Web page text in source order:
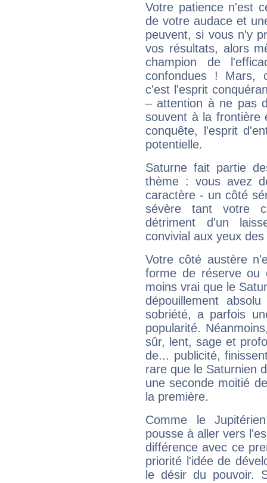
Votre patience n'est
de votre audace et
peuvent, si vous n'y
vos résultats, alors
champion de
confondues ! Mars,
c'est l'esprit
– attention à ne pas
souvent à la frontière
conquête, l'esprit
potentielle.
Saturne fait partie
thème : vous avez
caractère - un côté
sévère tant votre
détriment d'un
convivial aux yeux
Votre côté austère
forme de réserve
moins vrai que le
dépouillement
sobriété, a parfois
popularité.
sûr, lent, sage et
de... publicité,
rare que le Saturnien
une seconde moitié
la première.
Comme le
pousse à aller vers
différence avec ce
priorité l'idée de
le désir du pouvoir.